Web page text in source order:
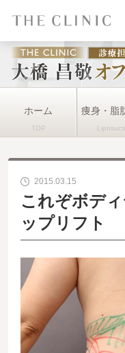
ホーム 痩身・脂
2015.03.15
これぞボデ
ップリフト